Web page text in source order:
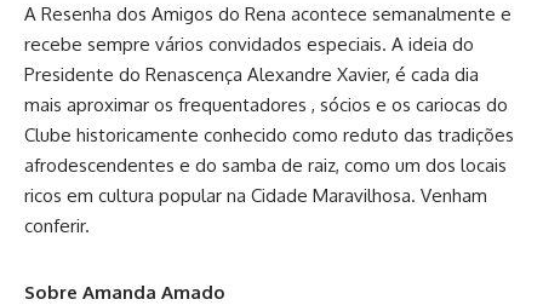
A Resenha dos Amigos do Rena acontece semanalmente e
recebe sempre vários convidados especiais. A ideia do
Presidente do Renascença Alexandre Xavier, é cada dia
mais aproximar os frequentadores , sócios e os cariocas do
Clube historicamente conhecido como reduto das tradições
afrodescendentes e do samba de raiz, como um dos locais
ricos em cultura popular na Cidade Maravilhosa. Venham
conferir.
Sobre Amanda Amado